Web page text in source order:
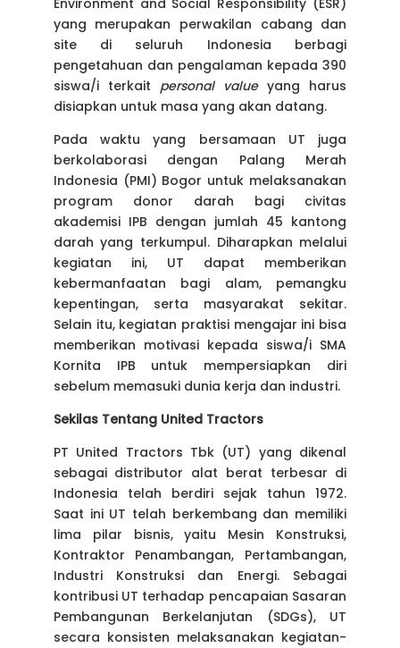
Environment and Social Responsibility (ESR)
yang merupakan perwakilan cabang dan
site di seluruh Indonesia berbagi
pengetahuan dan pengalaman kepada 390
siswa/i terkait personal valueyang harus
disiapkan untuk masa yang akan datang.
Pada waktu yang bersamaan UT juga
berkolaborasi dengan Palang Merah
Indonesia (PMI) Bogor untuk melaksanakan
program donor darah bagi civitas
akademisi IPB dengan jumlah 45 kantong
darah yang terkumpul. Diharapkan melalui
kegiatan ini, UT dapat memberikan
kebermanfaatan bagi alam, pemangku
kepentingan, serta masyarakat sekitar.
Selain itu, kegiatan praktisi mengajar ini bisa
memberikan motivasi kepada siswa/i SMA
Kornita IPB untuk mempersiapkan diri
sebelum memasuki dunia kerja dan industri.
Sekilas Tentang United Tractors
PT United Tractors Tbk (UT) yang dikenal
sebagai distributor alat berat terbesar di
Indonesia telah berdiri sejak tahun 1972.
Saat ini UT telah berkembang dan memiliki
lima pilar bisnis, yaitu Mesin Konstruksi,
Kontraktor Penambangan, Pertambangan,
Industri Konstruksi dan Energi. Sebagai
kontribusi UT terhadap pencapaian Sasaran
Pembangunan Berkelanjutan (SDGs), UT
secara konsisten melaksanakan kegiatan-